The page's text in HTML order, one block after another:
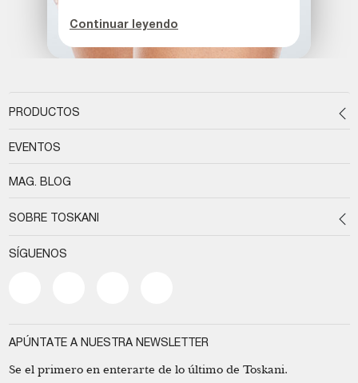
Continuar leyendo
PRODUCTOS
EVENTOS
MAG. BLOG
SOBRE TOSKANI
SÍGUENOS
APÚNTATE A NUESTRA NEWSLETTER
Se el primero en enterarte de lo último de Toskani.